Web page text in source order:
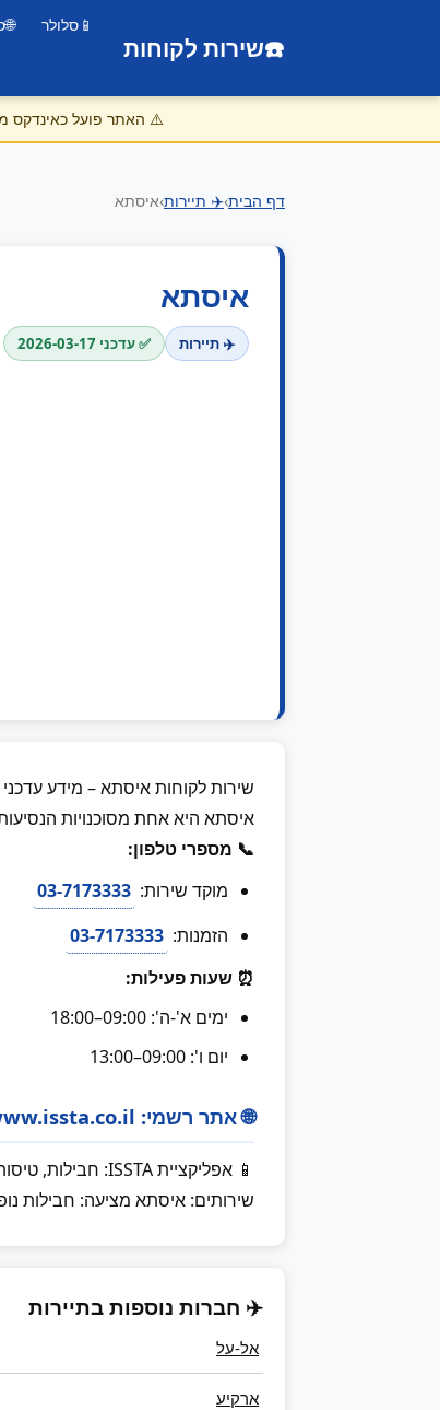
☎️שירות לקוחות
📱סלולר 🌐
⚠️ האתר פועל כאינדקס
דף הבית›✈️ תיירות›איסתא
איסתא
✈️ תיירות ✅ עדכני 2026-03-17
שירות לקוחות איסתא – מידע עדכני 2026
איסתא היא אחת מסוכנויות
📞 מספרי טלפון:
מוקד שירות: 03-7173333
הזמנות: 03-7173333
⏰ שעות פעילות:
ימים א'-ה': 09:00–18:00
יום ו': 09:00–13:00
🌐 אתר רשמי: www.issta.co.il
📱 אפליקציית ISSTA: חבילות, טיסות, מלונות
שירותים: איסתא מציעה: חבילות
✈️ חברות נוספות בתיירות
אל-על
ארקיע